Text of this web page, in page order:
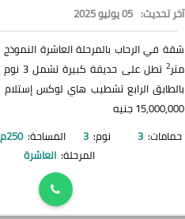
آخر تحديث: 05 يوليو 2025
شقة في الرحاب بالمرحلة العاشرة
متر2
بالطابق الرابع تشطيب هاي لوكس
15,000,000 جنيه
حمامات: 3 نوم: 3 المساحة: 250م²
المرحلة: العاشرة